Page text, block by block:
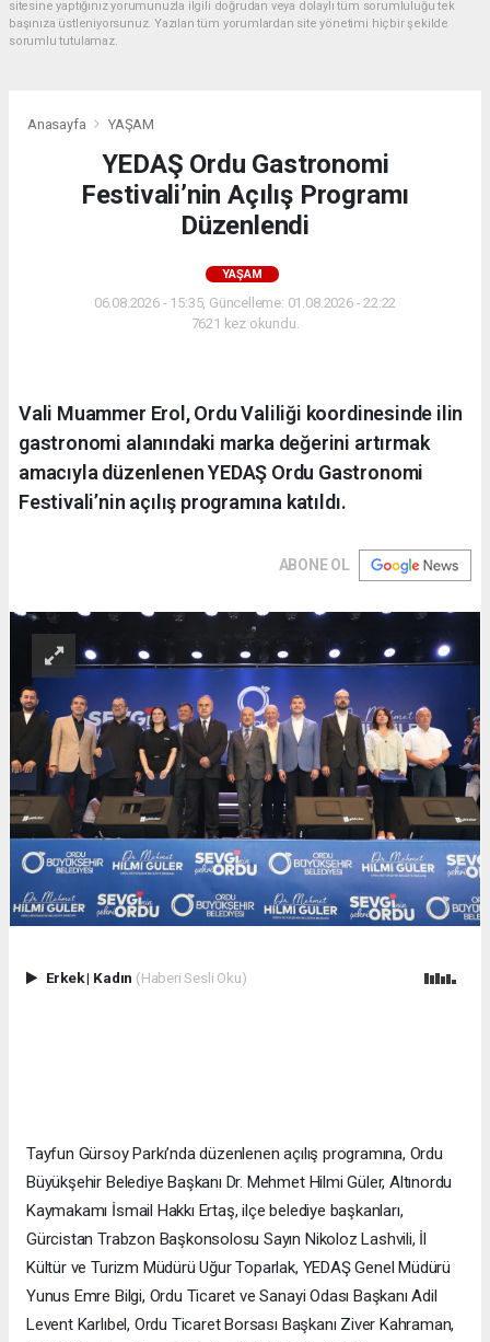
sitesine yaptığınız yorumunuzla ilgili doğrudan veya dolaylı tüm sorumluluğu tek
başınıza üstleniyorsunuz. Yazılan tüm yorumlardan site yönetimi hiçbir şekilde
sorumlu tutulamaz.
Anasayfa YAŞAM
YEDAŞ Ordu Gastronomi
Festivali’nin Açılış Programı
Düzenlendi
YAŞAM
06.08.2026 - 15:35, Güncelleme: 01.08.2026 - 22:22
7621 kez okundu.
Vali Muammer Erol, Ordu Valiliği koordinesinde ilin
gastronomi alanındaki marka değerini artırmak
amacıyla düzenlenen YEDAŞ Ordu Gastronomi
Festivali’nin açılış programına katıldı.
ABONE OL
Erkek| Kadın (Haberi Sesli Oku)
Tayfun Gürsoy Parkı’nda düzenlenen açılış programına, Ordu
Büyükşehir Belediye Başkanı Dr. Mehmet Hilmi Güler, Altınordu
Kaymakamı İsmail Hakkı Ertaş, ilçe belediye başkanları,
Gürcistan Trabzon Başkonsolosu Sayın Nikoloz Lashvili, İl
Kültür ve Turizm Müdürü Uğur Toparlak, YEDAŞ Genel Müdürü
Yunus Emre Bilgi, Ordu Ticaret ve Sanayi Odası Başkanı Adil
Levent Karlıbel, Ordu Ticaret Borsası Başkanı Ziver Kahraman,